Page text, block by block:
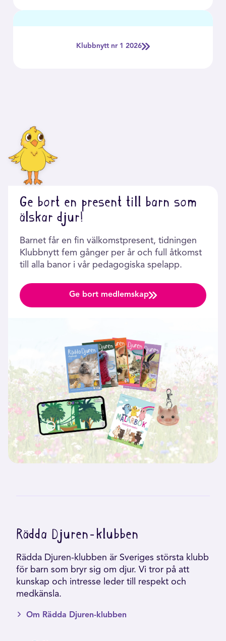
Klubbnytt nr 1 2026
Ge bort en present till barn som
älskar djur!
Barnet får en fin välkomstpresent, tidningen
Klubbnytt fem gånger per år och full åtkomst
till alla banor i vår pedagogiska spelapp.
Ge bort medlemskap
Rädda Djuren-klubben
Rädda Djuren-klubben är Sveriges största klubb
för barn som bryr sig om djur. Vi tror på att
kunskap och intresse leder till respekt och
medkänsla.
Om Rädda Djuren-klubben